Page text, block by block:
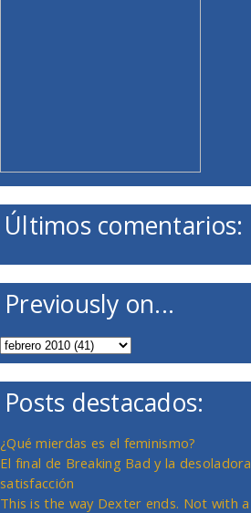
Últimos comentarios:
Previously on...
Posts destacados:
¿Qué mierdas es el feminismo?
El final de Breaking Bad y la desoladora
satisfacción
This is the way Dexter ends. Not with a